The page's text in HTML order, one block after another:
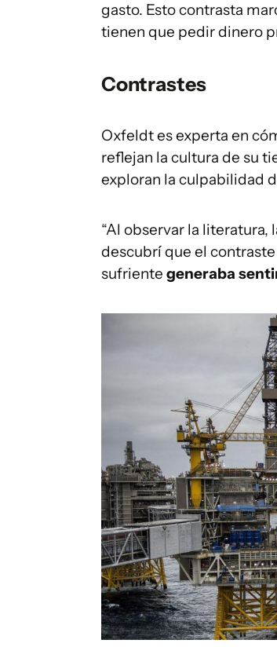
gasto. Esto contrasta
tienen que pedir dinero
Contrastes
Oxfeldt es experta en
reflejan la cultura de su
exploran la culpabilidad
“Al observar la
descubrí que el
sufriente generaba